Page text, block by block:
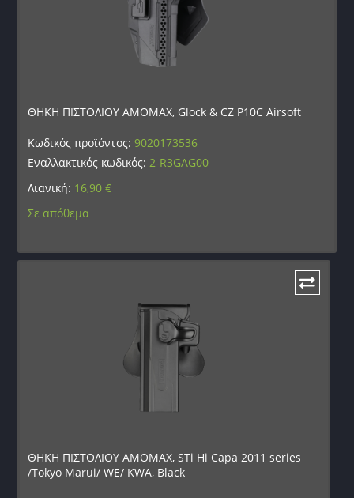
ΘΗΚΗ ΠΙΣΤΟΛΙΟΥ AMOMAX, Glock & CZ P10C Airsoft
Κωδικός προϊόντος:9020173536
Εναλλακτικός κωδικός:2-R3GAG00
Λιανική: 16,90€
Σε απόθεμα
ΘΗΚΗ ΠΙΣΤΟΛΙΟΥ AMOMAX, STi Hi Capa 2011 series
/Tokyo Marui/ WE/ KWA, Black